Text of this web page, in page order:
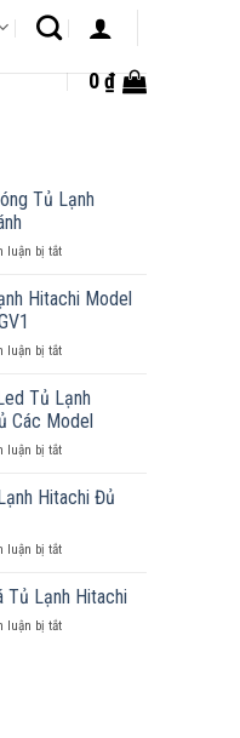
0₫
Tủ Lạnh
luận bị tắtở
Dàn
Lạnh
6
Cánh
Hitachi Model
luận bị tắtở
Tủ
Lạnh
Hitachi
Model
WB640PGV1
Tủ Lạnh
Các Model
luận bị tắtở
Đèn
Lạnh
–
Các
Hitachi Đủ
luận bị tắtở
Tủ
Hitachi
Tủ Lạnh Hitachi
luận bị tắtở